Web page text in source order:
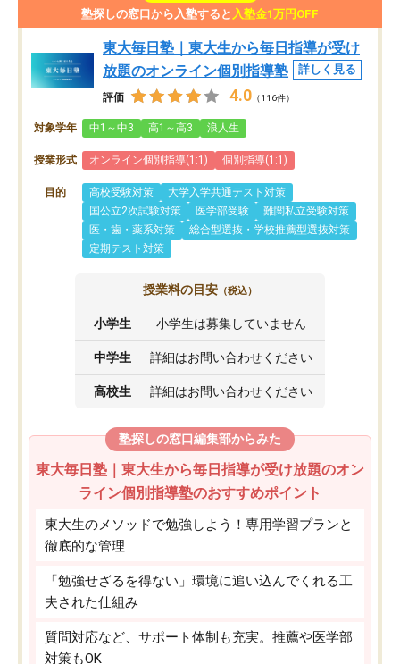
塾探しの窓口から入塾すると 入塾金1万円OFF
東大毎日塾｜東大生から毎日指導が受け
放題のオンライン個別指導塾
詳しく見る
評価 4.0 （116件）
対象学年 中1～中3 高1～高3 浪人生
授業形式 オンライン個別指導(1:1) 個別指導(1:1)
目的 高校受験対策
大学入学共通テスト対策
国公立2次試験対策
医学部受験
難関私立受験対策
医・歯・薬系対策
総合型選抜・学校推薦型選抜対策
定期テスト対策
授業料の目安 （税込）
小学生 小学生は募集していません
中学生 詳細はお問い合わせください
高校生 詳細はお問い合わせください
塾探しの窓口編集部からみた
東大毎日塾｜東大生から毎日指導が受け放題のオン
ライン個別指導塾のおすすめポイント
東大生のメソッドで勉強しよう！専用学習プランと
徹底的な管理
「勉強せざるを得ない」環境に追い込んでくれる工
夫された仕組み
質問対応など、サポート体制も充実。推薦や医学部
対策もOK